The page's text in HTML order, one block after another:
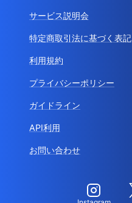
サービス説明会
特定商取引法に基づく表記
利用規約
プライバシーポリシー
ガイドライン
API利用
お問い合わせ